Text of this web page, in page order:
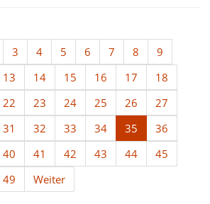
3 4 5 6 7 8
9
13 14 15 16 17
18
22 23 24 25 26
27
31 32 33 34 35
36
40 41 42 43 44
45
49 Weiter